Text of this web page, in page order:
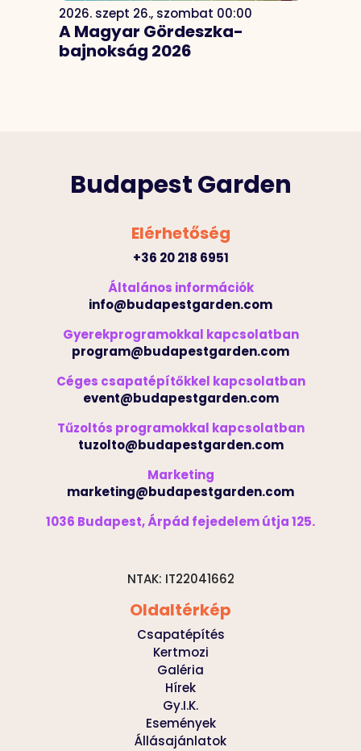
2026. szept 26., szombat 00:00
A Magyar Gördeszka-
bajnokság 2026
Budapest Garden
Elérhetőség
+36 20 218 6951
Általános információk
info@budapestgarden.com
Gyerekprogramokkal kapcsolatban
program@budapestgarden.com
Céges csapatépítőkkel kapcsolatban
event@budapestgarden.com
Tűzoltós programokkal kapcsolatban
tuzolto@budapestgarden.com
Marketing
marketing@budapestgarden.com
1036 Budapest, Árpád fejedelem útja 125.
NTAK: IT22041662
Oldaltérkép
Csapatépítés
Kertmozi
Galéria
Hírek
Gy.I.K.
Események
Állásajánlatok